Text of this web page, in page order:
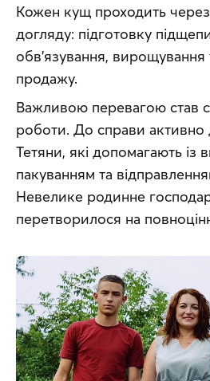
Кожен кущ проходить через
догляду: підготовку
обв’язування, вирощування
продажу.
Важливою перевагою став
роботи. До справи активно
Тетяни, які допомагають із
пакуванням та
Невелике родинне
перетворилося на